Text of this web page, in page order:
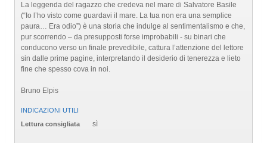
La leggenda del ragazzo che credeva nel mare di Salvatore Basile
(“Io l’ho visto come guardavi il mare. La tua non era una semplice
paura… Era odio”) è una storia che indulge al sentimentalismo e che,
pur scorrendo – da presupposti forse improbabili - su binari che
conducono verso un finale prevedibile, cattura l’attenzione del lettore
sin dalle prime pagine, interpretando il desiderio di tenerezza e lieto
fine che spesso cova in noi.
Bruno Elpis
INDICAZIONI UTILI
Lettura consigliata
sì